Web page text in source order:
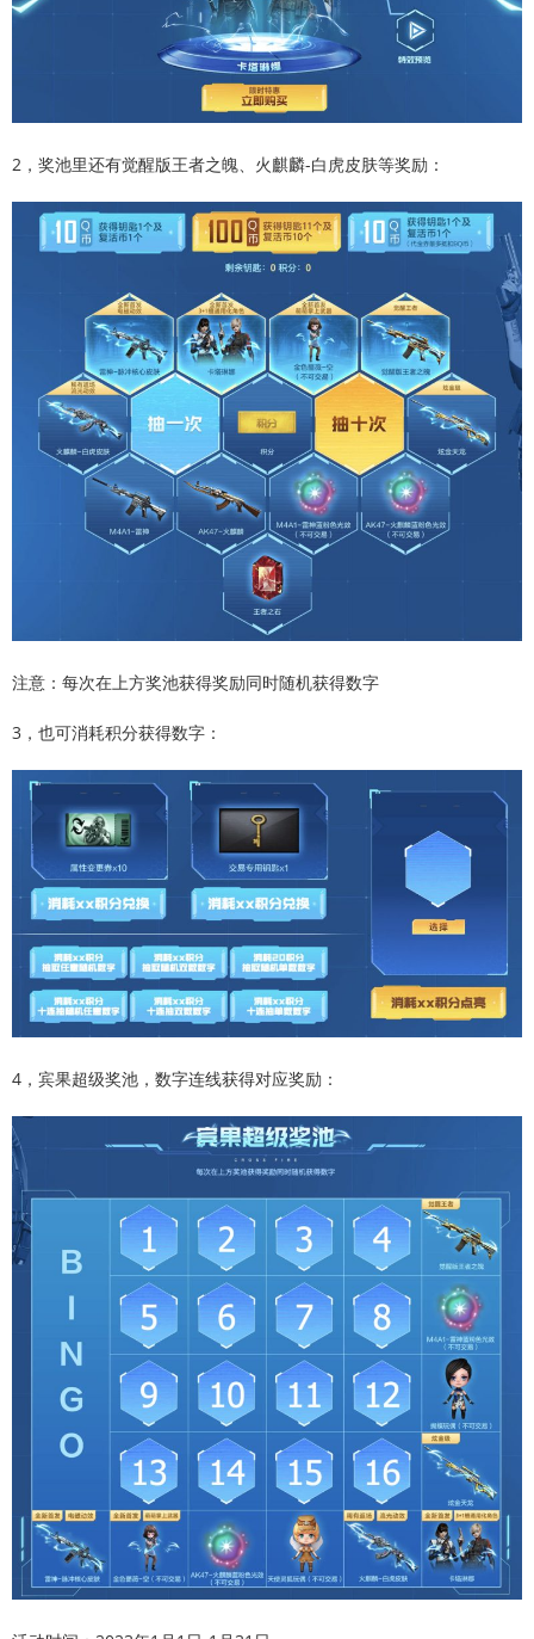
2，奖池里还有觉醒版王者之魄、火麒麟-白虎皮肤等奖励：
注意：每次在上方奖池获得奖励同时随机获得数字
3，也可消耗积分获得数字：
4，宾果超级奖池，数字连线获得对应奖励：